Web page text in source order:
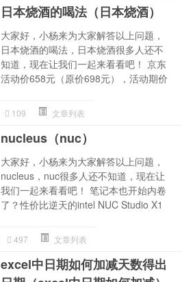
日本烧酒的喝法（日本烧酒）
大家好，小杨来为大家解答以上问题，
日本烧酒的喝法，日本烧酒很多人还不
知道，现在让我们一起来看看吧！ 京东
活动价658元（原价698元），活动期价
109 文章列表
nucleus（nuc）
大家好，小杨来为大家解答以上问题，
nucleus，nuc很多人还不知道，现在让
我们一起来看看吧！ 笔记本也开始内卷
了？性价比逆天的intel NUC Studio X1
497 文章列表
excel中日期如何加减天数得出